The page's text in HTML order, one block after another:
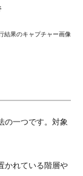
結果のキャプチャー画像
の一つです。対象
かれている階層や